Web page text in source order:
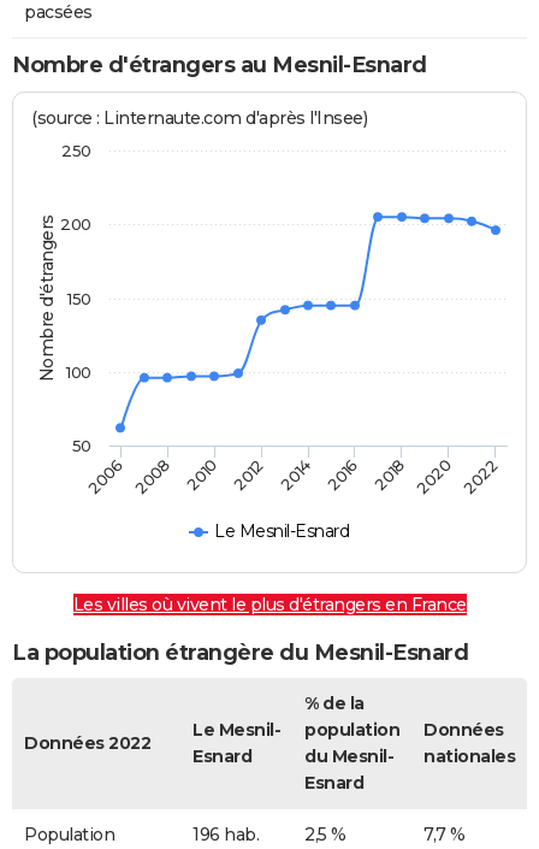
pacsées
Nombre d'étrangers au Mesnil-Esnard
Nombre d'étrangers
(source : Linternaute.com d'après l'Insee)
Le Mesnil-Esnard
2006 2008 2010 2012 2014 2016 2018 2020 2022
50
100
150
200
250
Les villes où vivent le plus d'étrangers en France
La population étrangère du Mesnil-Esnard
Données 2022
Le Mesnil-
Esnard
% de la
population
du Mesnil-
Esnard
Données
nationales
Population
196 hab. 2,5 % 7,7 %